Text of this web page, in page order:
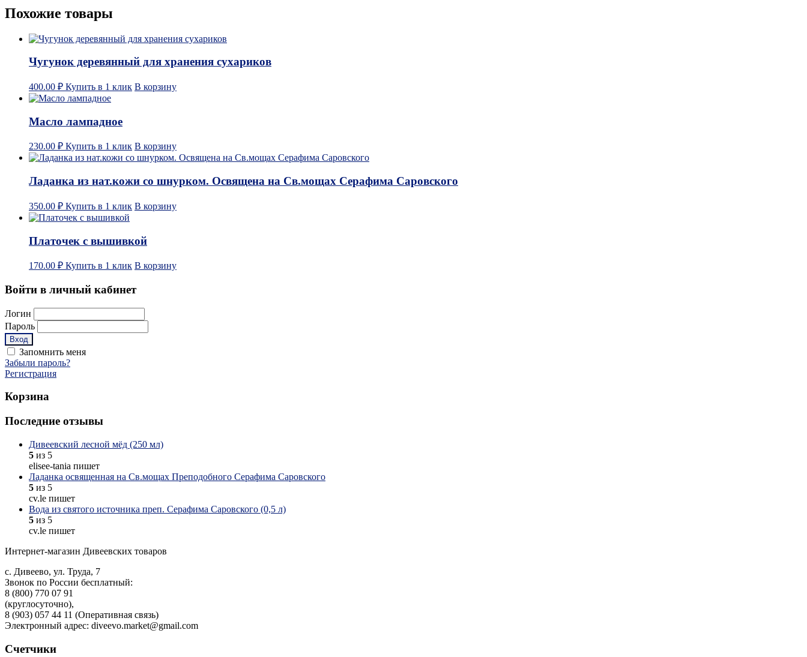
Похожие товары
Чугунок деревянный для хранения сухариков
400.00 ₽ Купить в 1 клик В корзину
Масло лампадное
230.00 ₽ Купить в 1 клик В корзину
Ладанка из нат.кожи со шнурком. Освящена на Св.мощах Серафима Саровского
350.00 ₽ Купить в 1 клик В корзину
Платочек с вышивкой
170.00 ₽ Купить в 1 клик В корзину
Войти в личный кабинет
Логин
Пароль
Запомнить меня
Забыли пароль?
Регистрация
Корзина
Последние отзывы
Дивеевский лесной мёд (250 мл)
5 из 5
elisee-tania пишет
Ладанка освященная на Св.мощах Преподобного Серафима Саровского
5 из 5
cv.le пишет
Вода из святого источника преп. Серафима Саровского (0,5 л)
5 из 5
cv.le пишет
Интернет-магазин Дивеевских товаров
с. Дивеево, ул. Труда, 7
Звонок по России бесплатный:
8 (800) 770 07 91
(круглосуточно),
8 (903) 057 44 11 (Оперативная связь)
Электронный адрес: diveevo.market@gmail.com
Счетчики